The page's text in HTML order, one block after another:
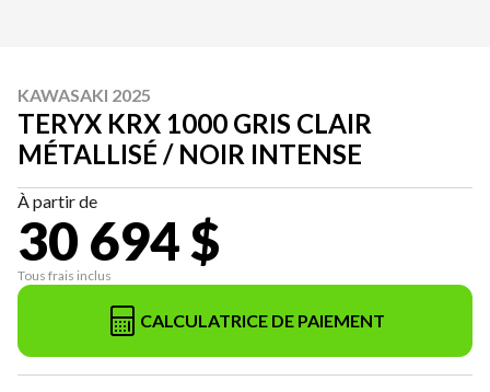
KAWASAKI 2025
TERYX KRX 1000 GRIS CLAIR
MÉTALLISÉ / NOIR INTENSE
À partir de
30 694 $
Tous frais inclus
CALCULATRICE DE PAIEMENT